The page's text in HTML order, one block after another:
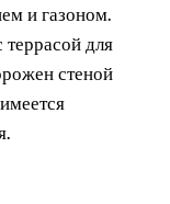
и газоном.
террасой для
стеной